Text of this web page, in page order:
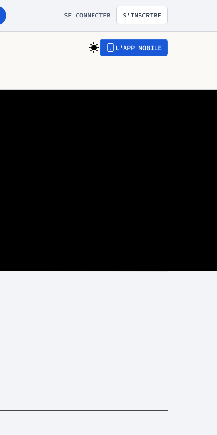
SE CONNECTER S'INSCRIRE
L'APP MOBILE